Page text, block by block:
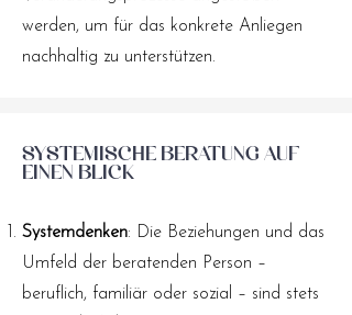
werden, um für das konkrete Anliegen
nachhaltig zu unterstützen.
Systemische Beratung auf
einen Blick
Systemdenken: Die Beziehungen und das
Umfeld der beratenden Person –
beruflich, familiär oder sozial – sind stets